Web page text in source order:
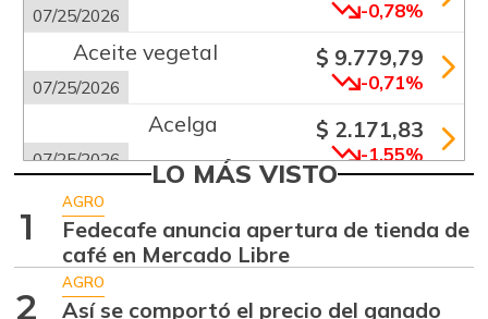
07/25/2026 -0,78%
Aceite vegetal
07/25/2026
$ 9.779,79
-0,71%
Acelga
07/25/2026
$ 2.171,83
-1,55%
Aguacate común
07/25/2026 +6,24%
Aguacate hass
07/25/2026
$ 7.289,10
-2,98%
LO MÁS VISTO
1
AGRO
Fedecafe anuncia apertura de tienda de
café en Mercado Libre
2
AGRO
Así se comportó el precio del ganado